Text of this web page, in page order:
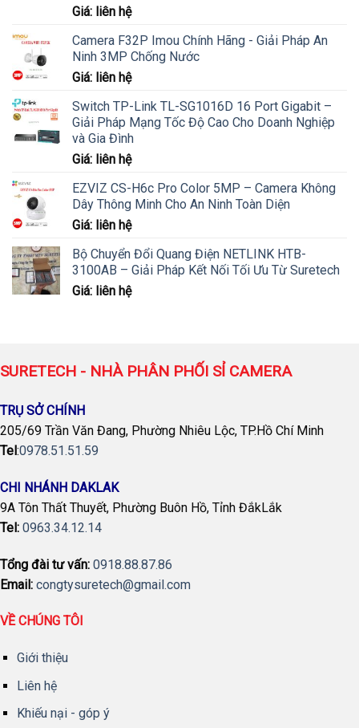
Giá: liên hệ
Camera F32P Imou Chính Hãng - Giải Pháp An
Ninh 3MP Chống Nước
Giá: liên hệ
Switch TP-Link TL-SG1016D 16 Port Gigabit –
Giải Pháp Mạng Tốc Độ Cao Cho Doanh Nghiệp
và Gia Đình
Giá: liên hệ
EZVIZ CS-H6c Pro Color 5MP – Camera Không
Dây Thông Minh Cho An Ninh Toàn Diện
Giá: liên hệ
Bộ Chuyển Đổi Quang Điện NETLINK HTB-
3100AB – Giải Pháp Kết Nối Tối Ưu Từ Suretech
Giá: liên hệ
SURETECH - NHÀ PHÂN PHỐI SỈ CAMERA
TRỤ SỞ CHÍNH
205/69 Trần Văn Đang, Phường Nhiêu Lộc, TP.Hồ Chí Minh
Tel:0978.51.51.59
CHI NHÁNH DAKLAK
9A Tôn Thất Thuyết, Phường Buôn Hồ, Tỉnh ĐắkLắk
Tel: 0963.34.12.14
Tổng đài tư vấn: 0918.88.87.86
Email: congtysuretech@gmail.com
VỀ CHÚNG TÔI
Giới thiệu
Liên hệ
Khiếu nại - góp ý